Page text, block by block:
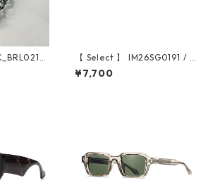
Bracel
【 Select 】 IM26SG0191 / R
ectangle Rimless Sunglasse
s(Gold/Champagne)
¥7,700